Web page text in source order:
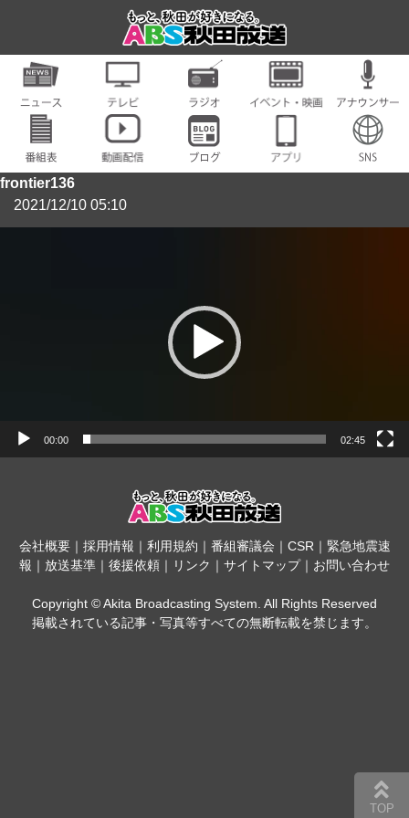
frontier136
2021/12/10 05:10
00:00 02:45
会社概要｜ 採用情報 ｜ 利用規約 ｜ 番組審議会 ｜ CSR｜ 緊急地震速
報 ｜ 放送基準 ｜ 後援依頼 ｜ リンク ｜ サイトマップ｜ お問い合わせ
Copyright © Akita Broadcasting System. All Rights Reserved
掲載されている記事・写真等すべての無断転載を禁じます。